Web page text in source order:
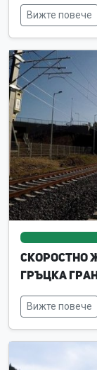
Вижте повече
Скоростно
гръцка
Вижте повече